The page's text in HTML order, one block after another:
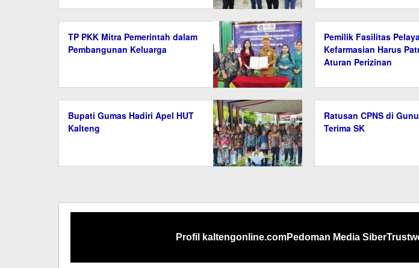
TP PKK Mitra Pemerintah dalam
Pembangunan Keluarga
Pemilik Fasilitas
Kefarmasian Harus
Aturan Perizinan
Bupati Gumas Hadiri Apel HUT
Kalteng
Ratusan CPNS di
Terima SK
Profil kaltengonline.comPedoman Media Siber